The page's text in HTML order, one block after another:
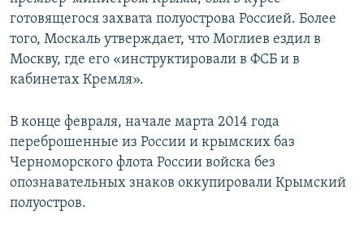
готовящегося захвата полуострова Россией. Более
того, Москаль утверждает, что Моглиев ездил в
Москву, где его «инструктировали в ФСБ и в
кабинетах Кремля».
В конце февраля, начале марта 2014 года
переброшенные из России и крымских баз
Черноморского флота России войска без
опознавательных знаков оккупировали Крымский
полуостров.